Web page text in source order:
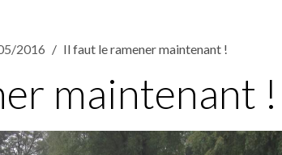
2016 Il faut le ramener maintenant !
maintenant !